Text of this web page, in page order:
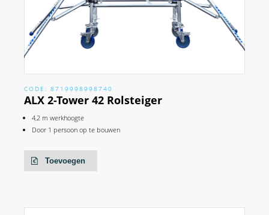
CODE: 8719998998740
ALX 2-Tower 42 Rolsteiger
4,2 m werkhoogte
Door 1 persoon op te bouwen
Toevoegen